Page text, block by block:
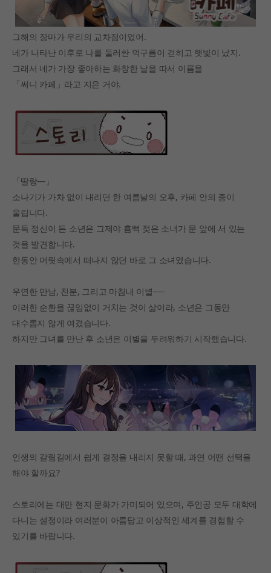
그해의 장마가 우리의 교차점이었어.
네가 나타난 이후로 나를 둘러싼 먹구름이 걷히고 햇빛이 났지.
그래서 네가 가장 좋아하는 화창한 날을 따서 이름을
「써니 카페」라고 지은 거야.
「딸랑―」
소나기가 가차 없이 내리던 한 여름날의 오후, 카페 안의 종이
울립니다.
문득 정신이 든 소년은 그제야 흠뻑 젖은 소녀가 문 앞에 서 있는
것을 발견합니다.
한동안 머릿속에서 떠나지 않던 바로 그 소녀였습니다.
우연한 만남, 친분, 그리고 마침내 이별──
이러한 순환을 끊임없이 거치는 것이 삶이라, 소년은 그동안
대수롭지 않게 여겼습니다.
하지만 그녀를 만난 후 소년은 이별을 두려워하기 시작했습니다.
인생의 갈림길에서 쉽게 결정을 내리지 못할 때, 과연 어떤 선택을
해야 할까요?
스토리에는 대만 현지 문화가 가미되어 있으며, 주인공 모두 대학에
다니는 설정이라 여러분이 아름답고 이상적인 세계를 경험할 수
있기를 바랍니다.